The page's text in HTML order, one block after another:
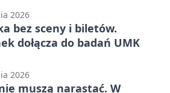
2026
bez sceny i biletów.
dołącza do badań UMK
2026
muszą narastać. W